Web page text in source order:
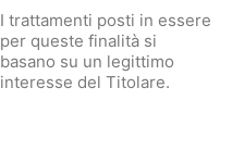
I trattamenti posti in essere
per queste finalità si
basano su un legittimo
interesse del Titolare.